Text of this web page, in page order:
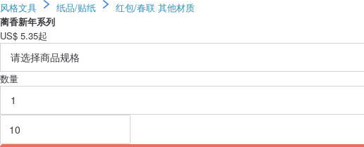
风格文具 纸品/贴纸 红包/春联 其他材质
蔺香新年系列
US$ 5.35起
数量